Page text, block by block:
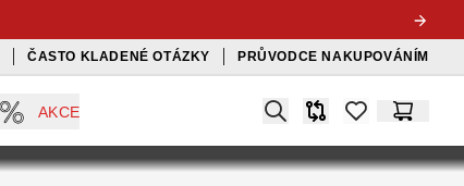
ČASTO KLADENÉ OTÁZKY PRŮVODCE NAKUPOVÁNÍM
AKCE Search
Srovnávačitems inKošík